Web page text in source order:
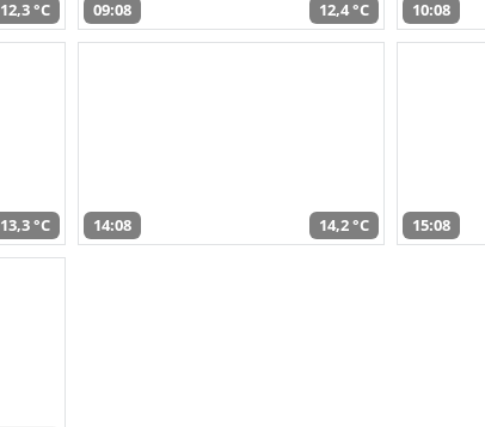
12,3 °C 09:08 12,4 °C 10:08
13,3 °C 14:08 14,2 °C 15:08